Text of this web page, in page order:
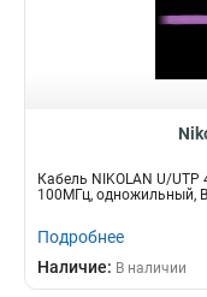
Кабель NIKOLAN U/UTP
100МГц, одножильный,
Подробнее
Наличие: В наличии